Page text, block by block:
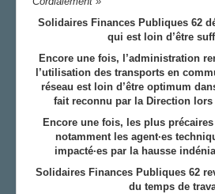
Solidaires Finances Publiques 62
qui est loin d’être
Encore une fois, l’administration
l’utilisation des transports en
réseau est loin d’être optimum
fait reconnu par la Direction lors
Encore une fois, les plus
notamment les agent·es
impacté·es par la hausse
Solidaires Finances Publiques 62
du temps de